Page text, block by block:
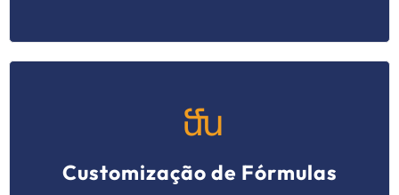
Customização de Fórmulas